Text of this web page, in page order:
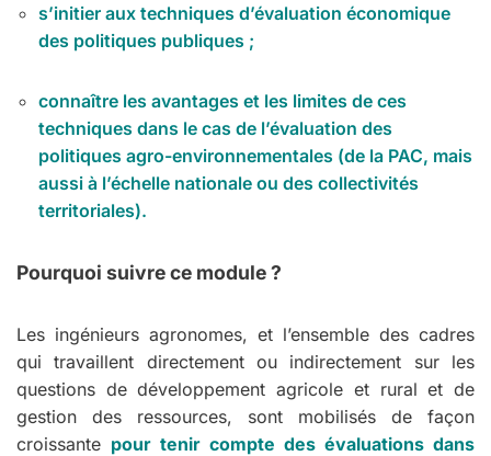
s’initier aux techniques d’évaluation économique
des politiques publiques ;
connaître les avantages et les limites de ces
techniques dans le cas de l’évaluation des
politiques agro-environnementales (de la PAC, mais
aussi à l’échelle nationale ou des collectivités
territoriales).
Pourquoi suivre ce module ?
Les ingénieurs agronomes, et l’ensemble des cadres
qui travaillent directement ou indirectement sur les
questions de développement agricole et rural et de
gestion des ressources, sont mobilisés de façon
croissante pour tenir compte des évaluations dans